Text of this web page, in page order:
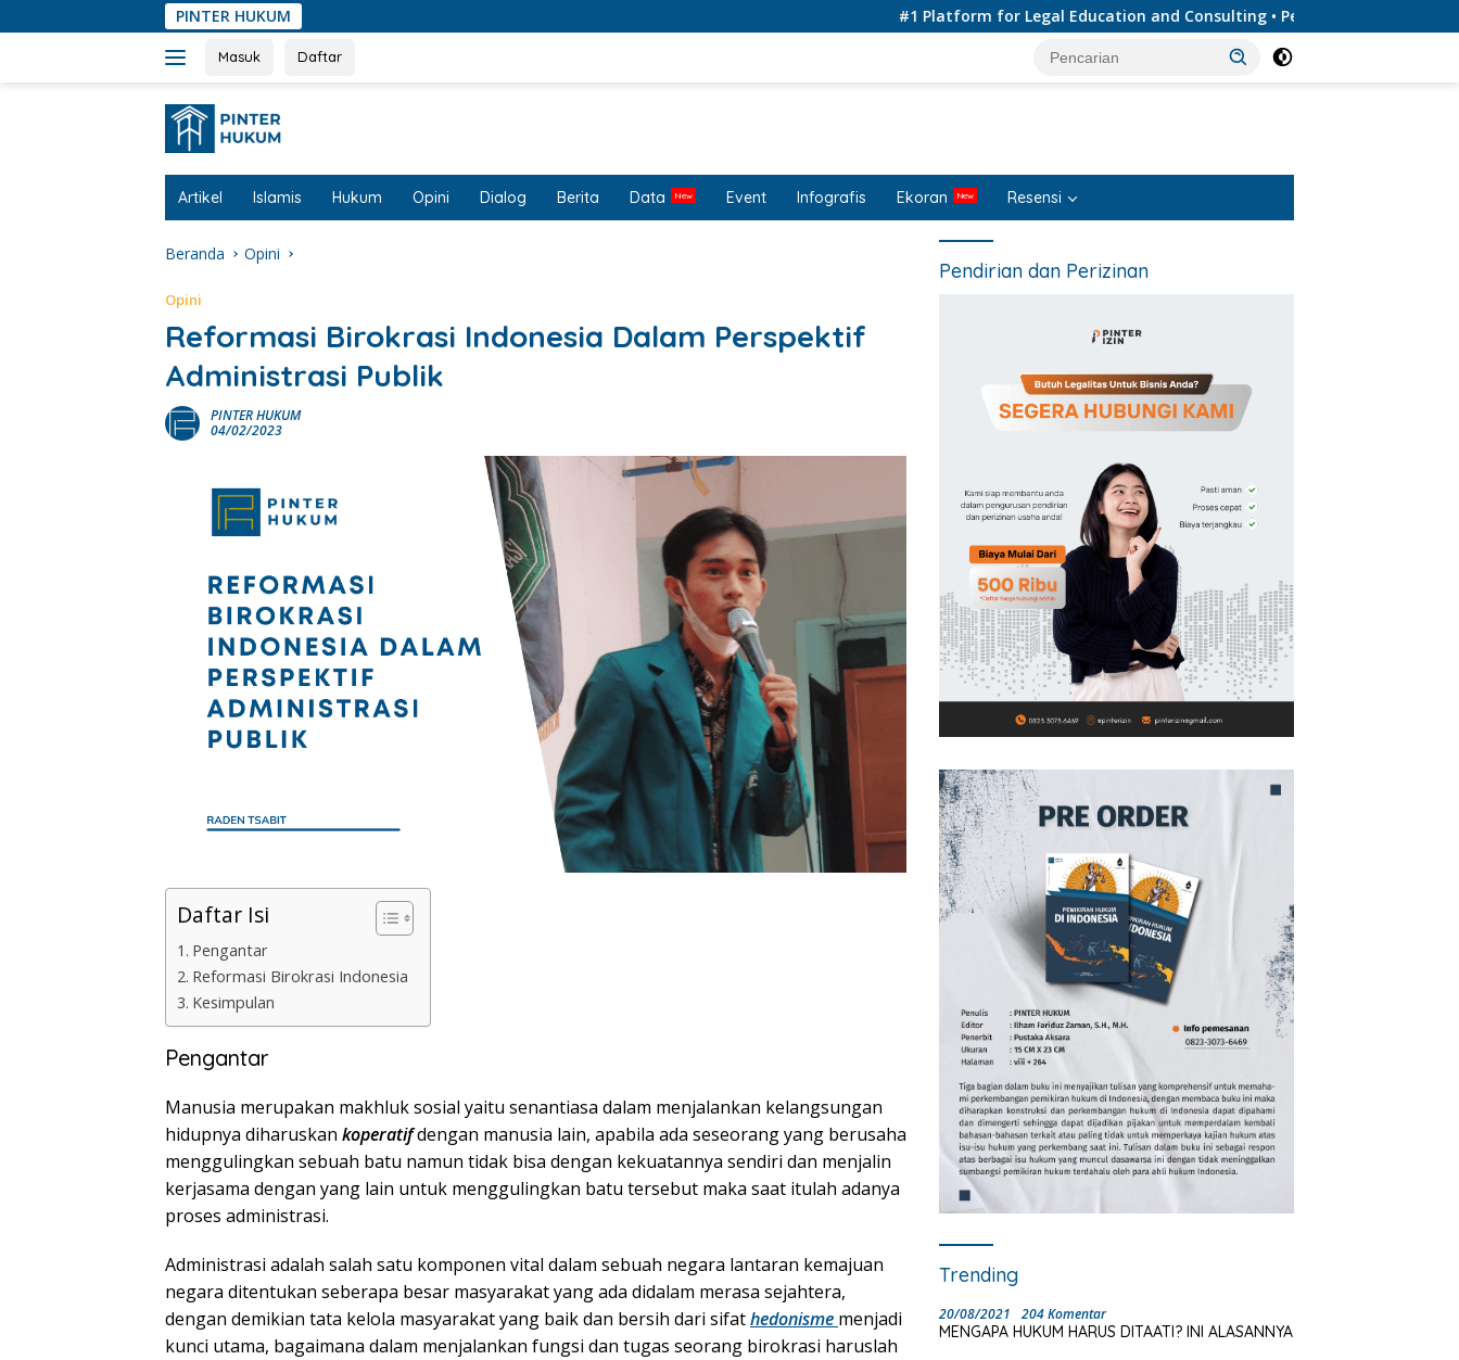
ke
PINTER HUKUM #1 Platform for Legal Education and Consulting • Penyedia Layanan Jasa
Masuk Daftar
Artikel Islamis Hukum Opini Dialog Berita Data Event Infografis Ekoran Resensi
Beranda Opini
Opini
Reformasi Birokrasi Indonesia Dalam Perspektif
Administrasi Publik
PINTER HUKUM
04/02/2023
Daftar Isi
Pengantar
Reformasi Birokrasi Indonesia
Kesimpulan
Pengantar
Manusia merupakan makhluk sosial yaitu senantiasa dalam menjalankan kelangsungan
hidupnya diharuskan koperatifdengan manusia lain, apabila ada seseorang yang berusaha
menggulingkan sebuah batu namun tidak bisa dengan kekuatannya sendiri dan menjalin
kerjasama dengan yang lain untuk menggulingkan batu tersebut maka saat itulah adanya
proses administrasi.
Administrasi adalah salah satu komponen vital dalam sebuah negara lantaran kemajuan
negara ditentukan seberapa besar masyarakat yang ada didalam merasa sejahtera,
dengan demikian tata kelola masyarakat yang baik dan bersih dari sifathedonisme menjadi
kunci utama, bagaimana dalam menjalankan fungsi dan tugas seorang birokrasi haruslah
Pendirian dan Perizinan
Trending
20/08/2021 204 Komentar
MENGAPA HUKUM HARUS DITAATI? INI ALASANNYA